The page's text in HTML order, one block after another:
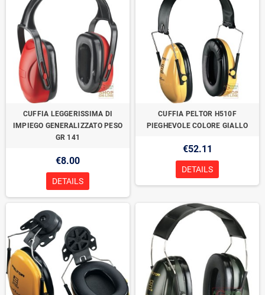
CUFFIA LEGGERISSIMA DI
IMPIEGO GENERALIZZATO PESO
GR 141
€8.00
DETAILS
CUFFIA PELTOR H510F
PIEGHEVOLE COLORE GIALLO
€52.11
DETAILS